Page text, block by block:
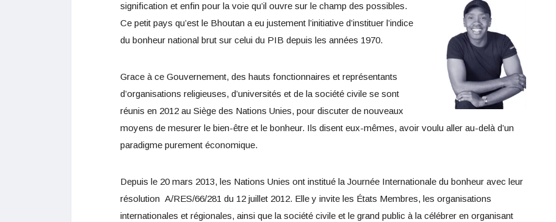
signification et enfin pour la voie qu’il ouvre sur le champ des possibles.
Ce petit pays qu’est le Bhoutan a eu justement l’initiative d’instituer l’indice
du bonheur national brut sur celui du PIB depuis les années 1970.
Grace à ce Gouvernement, des hauts fonctionnaires et représentants
d’organisations religieuses, d’universités et de la société civile se sont
réunis en 2012 au Siège des Nations Unies, pour discuter de nouveaux
moyens de mesurer le bien-être et le bonheur. Ils disent eux-mêmes, avoir voulu aller au-delà d’un
paradigme purement économique.
Depuis le 20 mars 2013, les Nations Unies ont institué la Journée Internationale du bonheur avec leur
résolution A/RES/66/281 du 12 juillet 2012. Elle y invite les États Membres, les organisations
internationales et régionales, ainsi que la société civile et le grand public à la célébrer en organisant